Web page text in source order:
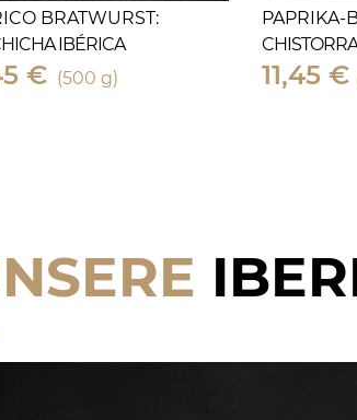
BRATWURST:
IBÉRICA
€ (500 g)
PAPRIKA-
11,45 €